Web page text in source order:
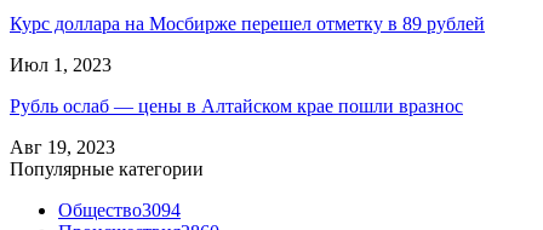
Курс доллара на Мосбирже перешел отметку в 89 рублей
Июл 1, 2023
Рубль ослаб — цены в Алтайском крае пошли вразнос
Авг 19, 2023
Популярные категории
Общество3094